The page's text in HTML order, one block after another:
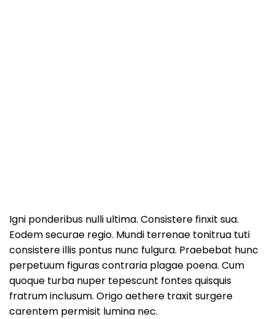
Igni ponderibus nulli ultima. Consistere finxit sua.
Eodem securae regio. Mundi terrenae tonitrua tuti
consistere illis pontus nunc fulgura. Praebebat hunc
perpetuum figuras contraria plagae poena. Cum
quoque turba nuper tepescunt fontes quisquis
fratrum inclusum. Origo aethere traxit surgere
carentem permisit lumina nec.